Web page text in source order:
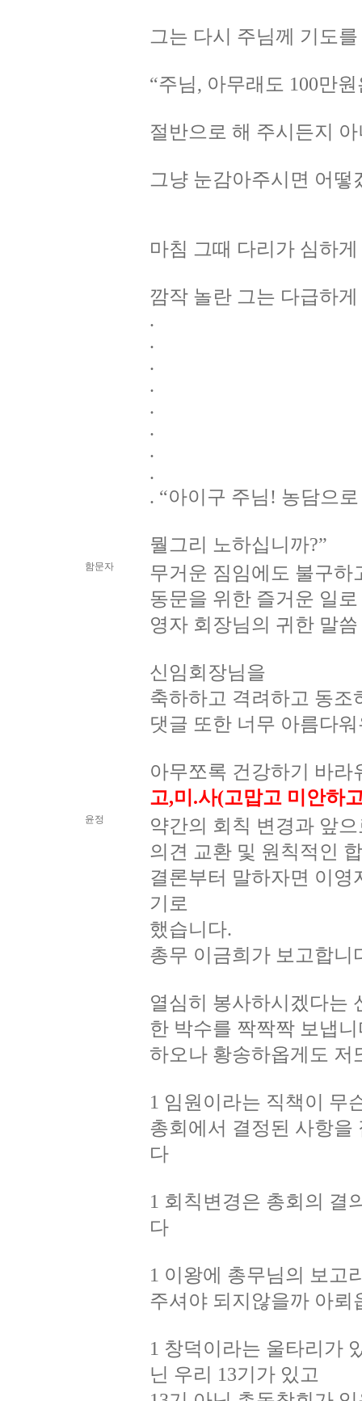
그는 다시 주님께 기도
“주님, 아무래도 100만
절반으로 해 주시든지
그냥 눈감아주시면 어떻
마침 그때 다리가 심하
깜작 놀란 그는 다급하
.
.
.
.
.
.
.
.
. “아이구 주님! 농담으
뭘그리 노하십니까?”
함문자
무거운 짐임에도 불구하
동문을 위한 즐거운 일
영자 회장님의 귀한 말
신임회장님을
축하하고 격려하고 동조
댓글 또한 너무 아름다
아무쪼록 건강하기 바라
고,미.사(고맙고 미안하
윤정
약간의 회칙 변경과 앞
의견 교환 및 원칙적인
결론부터 말하자면 이
기로
했습니다.
총무 이금희가 보고합니
열심히 봉사하시겠다는
한 박수를 짝짝짝 보냅
하오나 황송하옵게도
1 임원이라는 직책이 무
총회에서 결정된 사항을
다
1 회칙변경은 총회의 결
다
1 이왕에 총무님의 보고
주셔야 되지않을까 아뢰
1 창덕이라는 울타리가
닌 우리 13기가 있고